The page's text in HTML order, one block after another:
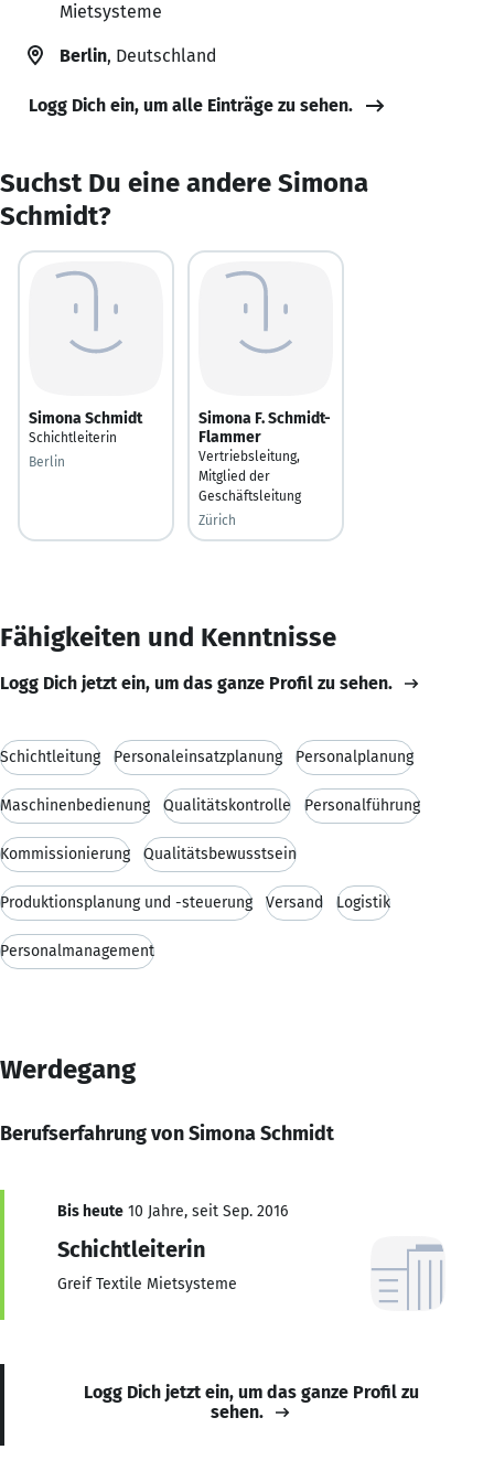
Mietsysteme
Berlin, Deutschland
Logg Dich ein, um alle Einträge zu sehen.
Suchst Du eine andere Simona
Schmidt?
Simona Schmidt
Schichtleiterin
Berlin
Simona F. Schmidt-
Flammer
Vertriebsleitung,
Mitglied der
Geschäftsleitung
Zürich
Fähigkeiten und Kenntnisse
Logg Dich jetzt ein, um das ganze Profil zu sehen.
Schichtleitung Personaleinsatzplanung Personalplanung
Maschinenbedienung Qualitätskontrolle Personalführung
Kommissionierung Qualitätsbewusstsein
Produktionsplanung und -steuerung Versand Logistik
Personalmanagement
Werdegang
Berufserfahrung von Simona Schmidt
Bis heute 10 Jahre, seit Sep. 2016
Schichtleiterin
Greif Textile Mietsysteme
Logg Dich jetzt ein, um das ganze Profil zu
sehen.